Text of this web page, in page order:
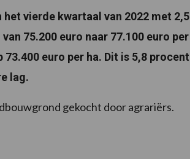
vierde kwartaal van 2022 met 2,5
75.200 euro naar 77.100 euro per
euro per ha. Dit is 5,8 procent
lag.
gekocht door agrariërs.